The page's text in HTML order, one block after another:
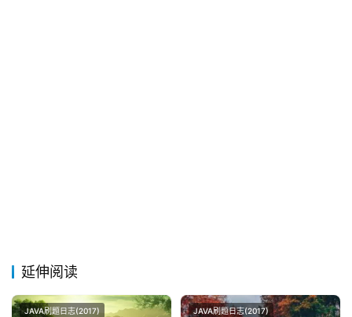
延伸阅读
JAVA刷题日志(2017) JAVA刷题日志(2017)